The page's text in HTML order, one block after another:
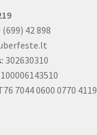
(699) 42 898
302630310
7044 0600 0770 4119